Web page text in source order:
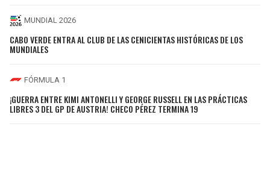
MUNDIAL 2026
CABO VERDE ENTRA AL CLUB DE LAS CENICIENTAS HISTÓRICAS DE LOS
MUNDIALES
FÓRMULA 1
¡GUERRA ENTRE KIMI ANTONELLI Y GEORGE RUSSELL EN LAS PRÁCTICAS
LIBRES 3 DEL GP DE AUSTRIA! CHECO PÉREZ TERMINA 19